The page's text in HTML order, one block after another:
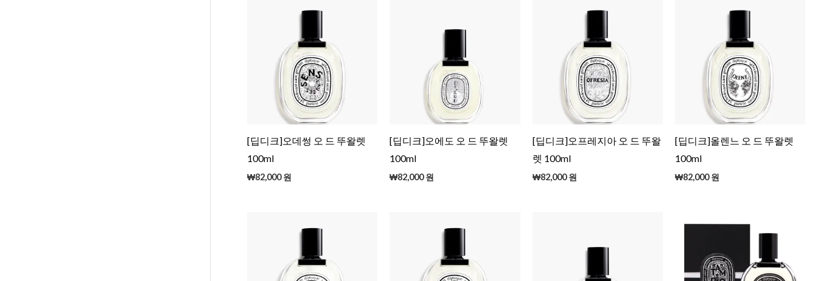
[딥디크]오데썽 오 드 뚜왈렛
100ml
₩82,000원
[딥디크]오에도 오 드 뚜왈렛
100ml
₩82,000원
[딥디크]오프레지아 오 드 뚜왈
렛 100ml
₩82,000원
[딥디크]올렌느 오 드 뚜왈렛
100ml
₩82,000원